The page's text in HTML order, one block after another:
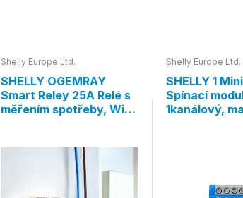
Shelly Europe Ltd.
SHELLY OGEMRAY
Smart Reley 25A Relé s
měřením spotřeby, WiFi,
Shelly Europe Ltd.
SHELLY 1
Spínací
1kanálový,